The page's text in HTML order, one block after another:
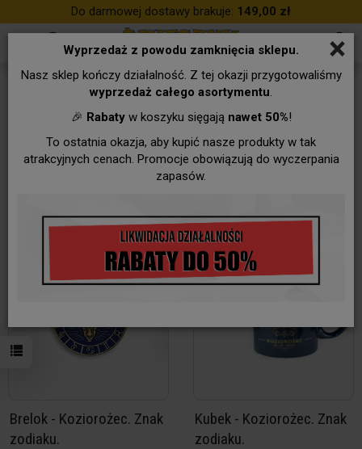
×
Wyprzedaż z powodu zamknięcia sklepu.
Nasz sklep kończy działalność. Z tej okazji przygotowaliśmy
wyprzedaż całego asortymentu.
🎉 Rabatyw koszyku sięgają nawet 50%!
To ostatnia okazja, aby kupić nasze produkty w tak
atrakcyjnych cenach. Promocje obowiązują do wyczerpania
zapasów.
Do darmowej dostawy brakuje: 149,00 zł
KOZIOROŻEC - (22.12 - 19.01)
Brelok - Koziorożec. Znak
zodiaku.
Kubek - Koziorożec. Znak
zodiaku.